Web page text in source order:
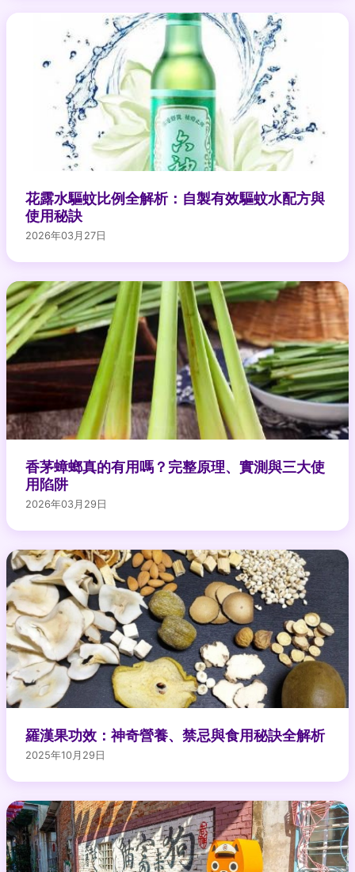
花露水驅蚊比例全解析：自製有效驅蚊水配方與
使用秘訣
2026年03月27日
香茅蟑螂真的有用嗎？完整原理、實測與三大使
用陷阱
2026年03月29日
羅漢果功效：神奇營養、禁忌與食用秘訣全解析
2025年10月29日